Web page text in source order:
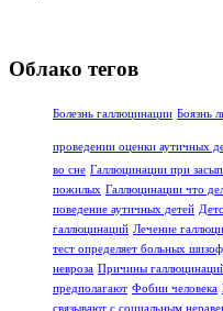
Облако тегов
Болезнь галлюцинации Боязнь
проведении оценки аутичных
во сне Галлюцинации при
пожилых Галлюцинации что
поведение аутичных детей
галлюцинаций Лечение
тест определяет больных
невроза Причины
предполагают Фобии человека
связывают с социальным